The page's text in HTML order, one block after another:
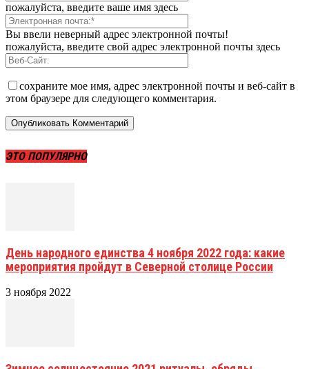
пожалуйста, введите ваше имя здесь
Вы ввели неверный адрес электронной почты!
пожалуйста, введите свой адрес электронной почты здесь
сохраните мое имя, адрес электронной почты и веб-сайт в
этом браузере для следующего комментария.
ЭТО ПОПУЛЯРНО
День народного единства 4 ноября 2022 года: какие
мероприятия пройдут в Северной столице России
3 ноября 2022